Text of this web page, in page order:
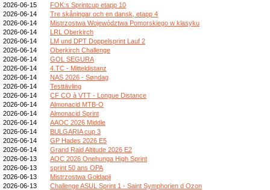
2026-06-15
FOK:s Sprintcup etapp 10
2026-06-14
Tre skåningar och en dansk, etapp 4
2026-06-14
Mistrzostwa Województwa Pomorskiego w klasyku
2026-06-14
LRL Oberkirch
2026-06-14
LM und DPT Doppelsprint Lauf 2
2026-06-14
Oberkirch Challenge
2026-06-14
GOL SEGURA
2026-06-14
4.TC - Mitteldistanz
2026-06-14
NAS 2026 - Søndag
2026-06-14
Testtävling
2026-06-14
CF CO à VTT - Longue Distance
2026-06-14
Almonacid MTB-O
2026-06-14
Almonacid Sprint
2026-06-14
AAOC 2026 Middle
2026-06-14
BULGARIA cup 3
2026-06-14
GP Hades 2026 E5
2026-06-14
Grand Raid Altitude 2026 E2
2026-06-13
AOC 2026 Onehunga High Sprint
2026-06-13
sprint 50 ans OPA
2026-06-13
Mistrzostwa Gołdapii
2026-06-13
Challenge ASUL Sprint 1 - Saint Symphorien d Ozon